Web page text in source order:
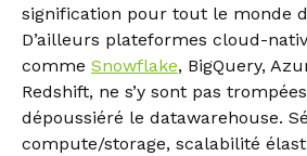
signification pour tout le monde
D’ailleurs plateformes cloud-
comme Snowflake, BigQuery,
Redshift, ne s’y sont pas
dépoussiéré le datawarehouse.
compute/storage, scalabilité